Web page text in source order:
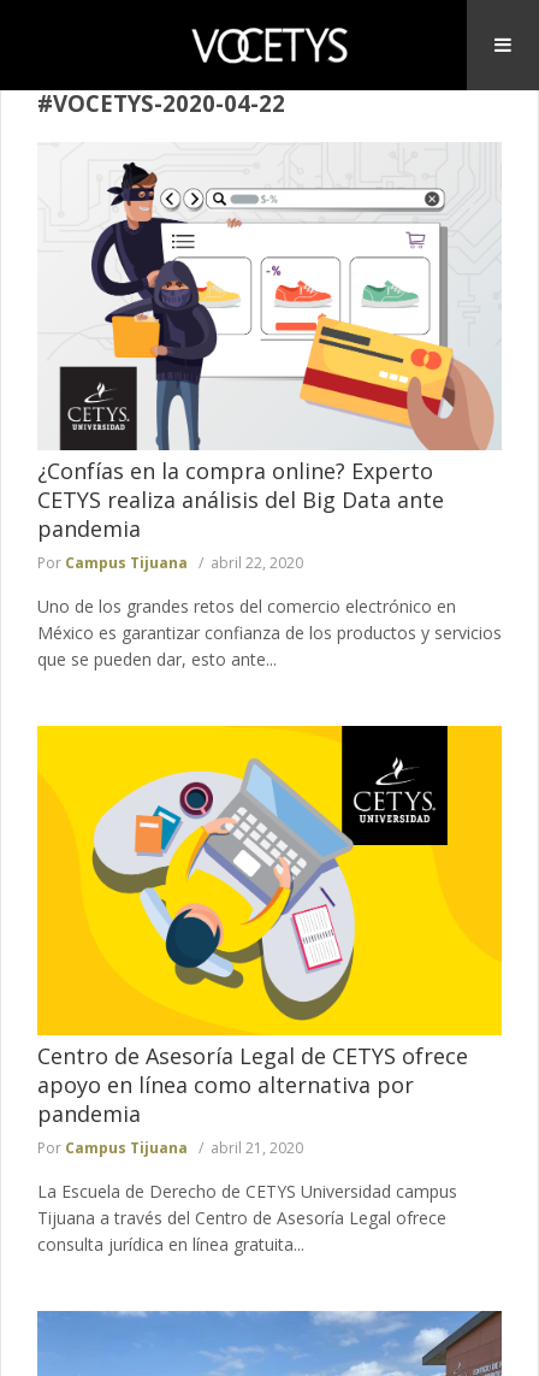
#VOCETYS-2020-04-22
¿Confías en la compra online? Experto
CETYS realiza análisis del Big Data ante
pandemia
Por Campus Tijuana abril 22, 2020
Uno de los grandes retos del comercio electrónico en
México es garantizar confianza de los productos y servicios
que se pueden dar, esto ante...
Centro de Asesoría Legal de CETYS ofrece
apoyo en línea como alternativa por
pandemia
Por Campus Tijuana abril 21, 2020
La Escuela de Derecho de CETYS Universidad campus
Tijuana a través del Centro de Asesoría Legal ofrece
consulta jurídica en línea gratuita...